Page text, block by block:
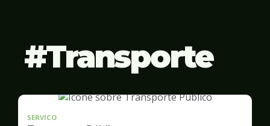
Transporte
SERVICO